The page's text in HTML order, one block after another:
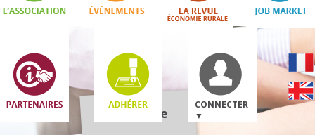
CONNECTER
▼
Boutique